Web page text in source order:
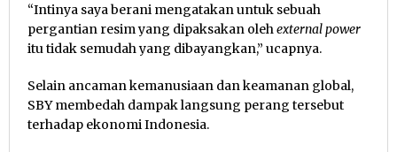
“Intinya saya berani mengatakan untuk sebuah
pergantian resim yang dipaksakan olehexternal power
itu tidak semudah yang dibayangkan,” ucapnya.
Selain ancaman kemanusiaan dan keamanan global,
SBY membedah dampak langsung perang tersebut
terhadap ekonomi Indonesia.